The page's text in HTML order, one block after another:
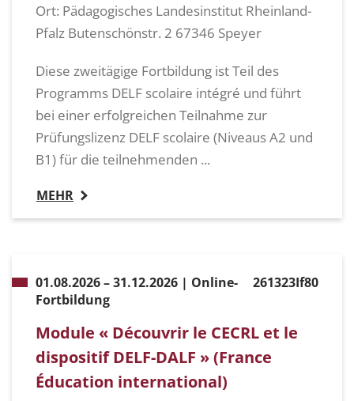
Ort: Pädagogisches Landesinstitut Rheinland-
Pfalz Butenschönstr. 2 67346 Speyer
Diese zweitägige Fortbildung ist Teil des
Programms DELF scolaire intégré und führt
bei einer erfolgreichen Teilnahme zur
Prüfungslizenz DELF scolaire (Niveaus A2 und
B1) für die teilnehmenden ...
MEHR
01.08.2026 – 31.12.2026 | Online-
Fortbildung
261323If80
Module « Découvrir le CECRL et le
dispositif DELF-DALF » (France
Éducation international)